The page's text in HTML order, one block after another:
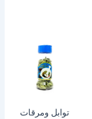
توابل ومرقات